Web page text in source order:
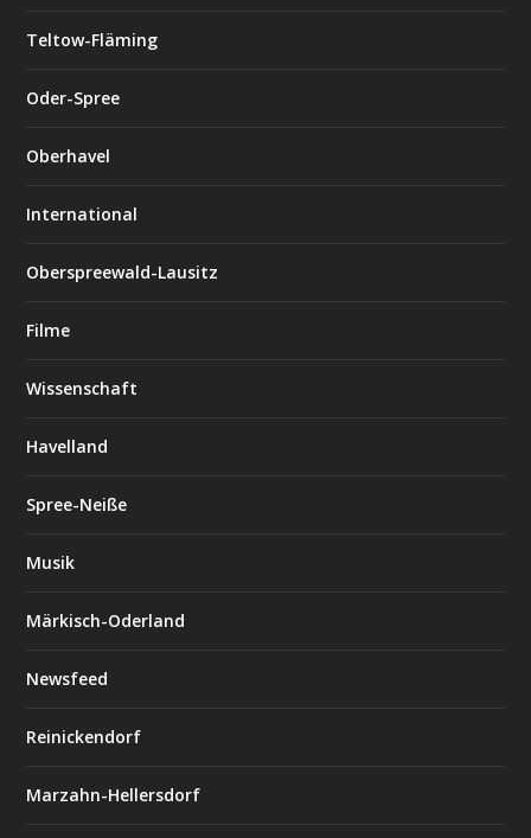
Teltow-Fläming
Oder-Spree
Oberhavel
International
Oberspreewald-Lausitz
Filme
Wissenschaft
Havelland
Spree-Neiße
Musik
Märkisch-Oderland
Newsfeed
Reinickendorf
Marzahn-Hellersdorf